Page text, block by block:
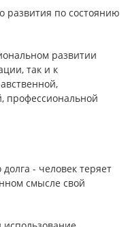
развития по состоянию
развитии
так и к
профессиональной
- человек теряет
смысле свой